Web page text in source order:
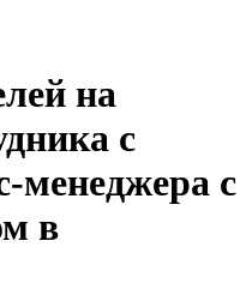
на
с
менеджера с
в